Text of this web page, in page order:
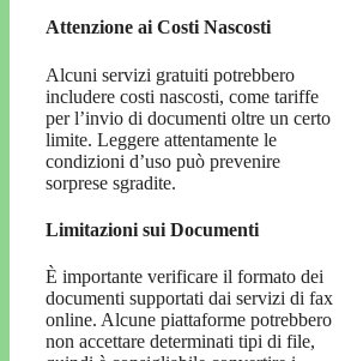
Attenzione ai Costi Nascosti
Alcuni servizi gratuiti potrebbero
includere costi nascosti, come tariffe
per l’invio di documenti oltre un certo
limite. Leggere attentamente le
condizioni d’uso può prevenire
sorprese sgradite.
Limitazioni sui Documenti
È importante verificare il formato dei
documenti supportati dai servizi di fax
online. Alcune piattaforme potrebbero
non accettare determinati tipi di file,